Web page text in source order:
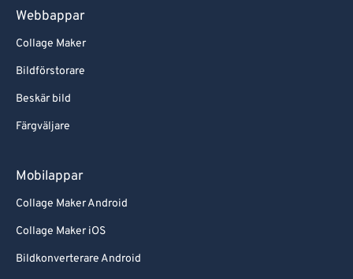
Webbappar
Collage Maker
Bildförstorare
Beskär bild
Färgväljare
Mobilappar
Collage Maker Android
Collage Maker iOS
Bildkonverterare Android